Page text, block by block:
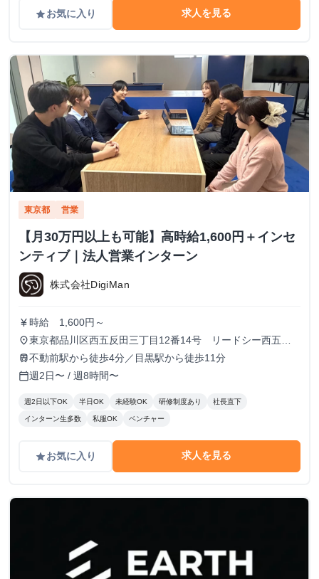
gradeお気に入り 求人を見る
東京都 営業
【月30万円以上も可能】高時給1,600円＋インセ
ンティブ｜法人営業インターン
株式会社DigiMan
currency_yen 時給 1,600円～
place東京都品川区西五反田三丁目12番14号 リードシー西五反
田ビル7-8階（受付8階）
train不動前駅から徒歩4分／目黒駅から徒歩11分
calendar_today週2日〜 / 週8時間〜
週2日以下OK 半日OK 未経験OK 研修制度あり 社長直下
インターン生多数 私服OK ベンチャー
gradeお気に入り 求人を見る